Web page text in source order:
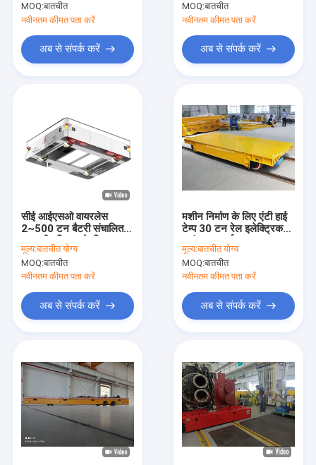
MOQ:बातचीत
नवीनतम कीमत पता करें
अब से संपर्क करें
MOQ:बातचीत
नवीनतम कीमत पता करें
अब से संपर्क करें
सीई आईएसओ वायरलेस
2~500 टन बैटरी संचालित
सामग्री परिवहन के लिए
स्थानांतरण गाड़ी
मूल्य:बातचीत योग्य
MOQ:बातचीत
नवीनतम कीमत पता करें
अब से संपर्क करें
मशीन निर्माण के लिए एंटी हाई
टेम्प 30 टन रेल इलेक्ट्रिक
ट्रांसफर कार्ट
मूल्य:बातचीत योग्य
MOQ:बातचीत
नवीनतम कीमत पता करें
अब से संपर्क करें